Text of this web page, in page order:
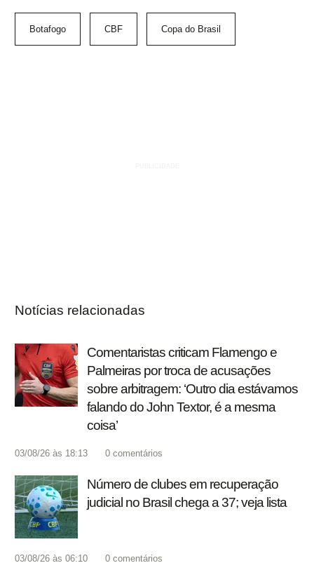
Botafogo CBF Copa do Brasil
Notícias relacionadas
Comentaristas criticam Flamengo e
Palmeiras por troca de acusações
sobre arbitragem: ‘Outro dia estávamos
falando do John Textor, é a mesma
coisa’
03/08/26 às 18:13 0 comentários
Número de clubes em recuperação
judicial no Brasil chega a 37; veja lista
03/08/26 às 06:10 0 comentários